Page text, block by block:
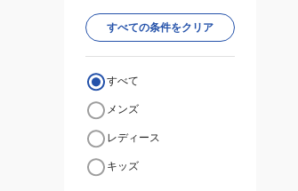
すべての条件をクリア
すべて
メンズ
レディース
キッズ